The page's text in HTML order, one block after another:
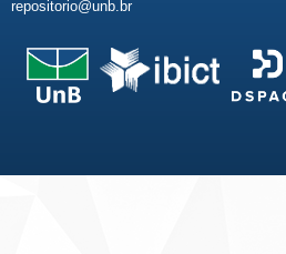
repositorio@unb.br